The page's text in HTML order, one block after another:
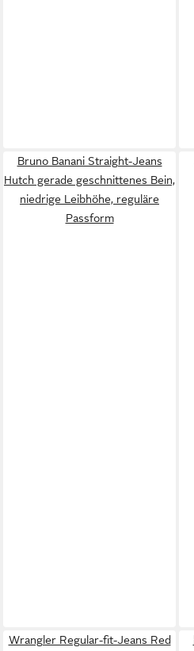
Bruno Banani Straight-Jeans
Hutch gerade geschnittenes Bein,
niedrige Leibhöhe, reguläre
Passform
Wrangler Regular-fit-Jeans Red